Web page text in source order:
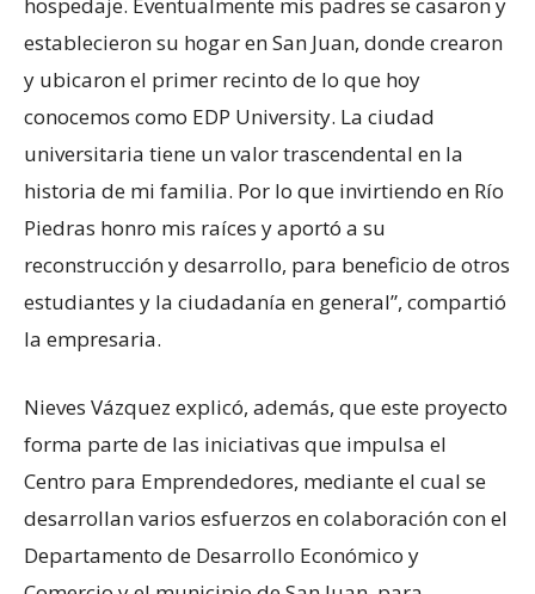
establecieron su hogar en San Juan, donde crearon
y ubicaron el primer recinto de lo que hoy
conocemos como EDP University. La ciudad
universitaria tiene un valor trascendental en la
historia de mi familia. Por lo que invirtiendo en Río
Piedras honro mis raíces y aportó a su
reconstrucción y desarrollo, para beneficio de otros
estudiantes y la ciudadanía en general”, compartió
la empresaria.
Nieves Vázquez explicó, además, que este proyecto
forma parte de las iniciativas que impulsa el
Centro para Emprendedores, mediante el cual se
desarrollan varios esfuerzos en colaboración con el
Departamento de Desarrollo Económico y